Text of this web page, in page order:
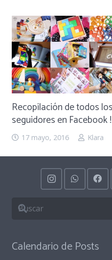
Recopilación de todos
seguidores en Facebook
17 mayo, 2016 Klara
Calendario de Posts